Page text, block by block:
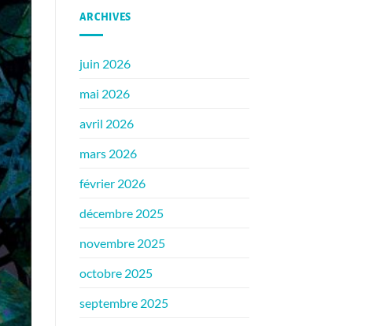
ARCHIVES
juin 2026
mai 2026
avril 2026
mars 2026
février 2026
décembre 2025
novembre 2025
octobre 2025
septembre 2025